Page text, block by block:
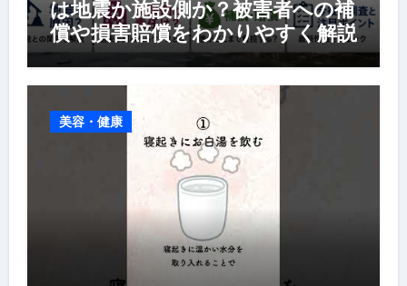
は地震か施設側か？被害者への補
償や損害賠償をわかりやすく解説
美容・健康